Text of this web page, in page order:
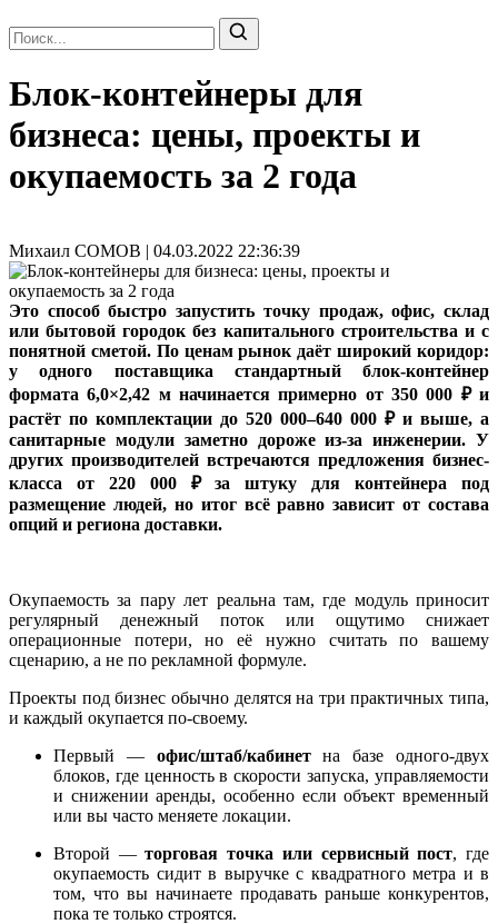
Блок-контейнеры для
бизнеса: цены, проекты и
окупаемость за 2 года
Михаил СОМОВ | 04.03.2022 22:36:39
Это способ быстро запустить точку продаж, офис, склад
или бытовой городок без капитального строительства и с
понятной сметой. По ценам рынок даёт широкий коридор:
у одного поставщика стандартный блок-контейнер
формата 6,0×2,42 м начинается примерно от 350 000 ₽ и
растёт по комплектации до 520 000–640 000 ₽ и выше, а
санитарные модули заметно дороже из‑за инженерии. У
других производителей встречаются предложения бизнес-
класса от 220 000 ₽ за штуку для контейнера под
размещение людей, но итог всё равно зависит от состава
опций и региона доставки.
Окупаемость за пару лет реальна там, где модуль приносит
регулярный денежный поток или ощутимо снижает
операционные потери, но её нужно считать по вашему
сценарию, а не по рекламной формуле.
Проекты под бизнес обычно делятся на три практичных типа,
и каждый окупается по‑своему.
Первый — офис/штаб/кабинетна базе одного-двух
блоков, где ценность в скорости запуска, управляемости
и снижении аренды, особенно если объект временный
или вы часто меняете локации.
Второй —торговая точка или сервисный пост, где
окупаемость сидит в выручке с квадратного метра и в
том, что вы начинаете продавать раньше конкурентов,
пока те только строятся.